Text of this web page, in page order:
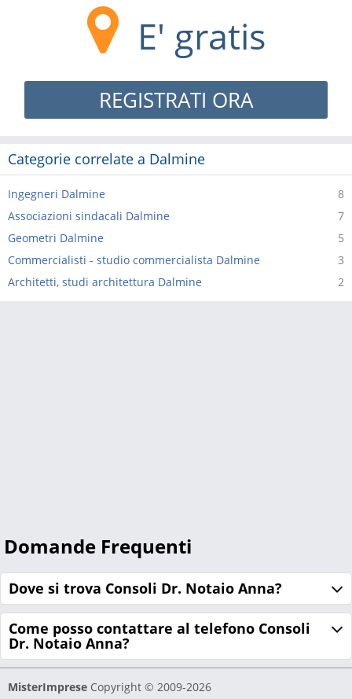
E' gratis
REGISTRATI ORA
Categorie correlate a Dalmine
8
Ingegneri Dalmine
7
Associazioni sindacali Dalmine
5
Geometri Dalmine
3
Commercialisti - studio commercialista Dalmine
2
Architetti, studi architettura Dalmine
Domande Frequenti
Dove si trova Consoli Dr. Notaio Anna?
Come posso contattare al telefono Consoli
Dr. Notaio Anna?
MisterImprese Copyright © 2009-2026